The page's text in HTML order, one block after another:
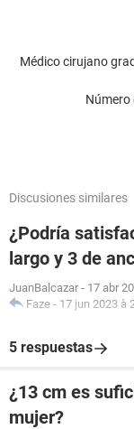
Médico cirujano
Número
Discusiones similares
¿Podría
largo y 3 de
JuanBalcazar - 17 abr
Faze - 17 jun 2023 à
5 respuestas
¿13 cm es
mujer?